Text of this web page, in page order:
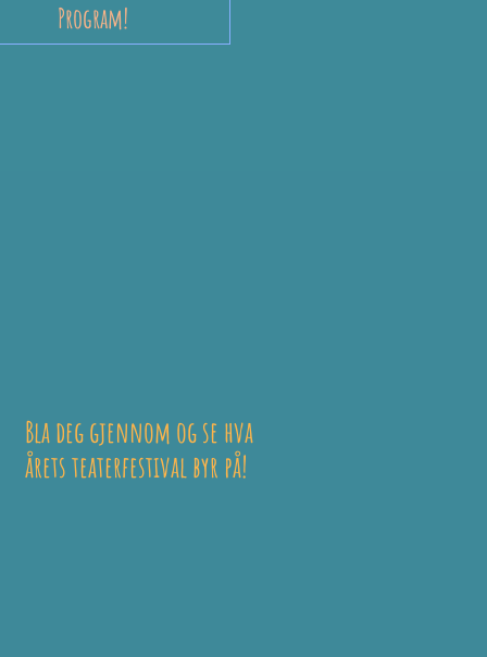
Program!
Bla deg gjennom og se hva
årets teaterfestival byr på!